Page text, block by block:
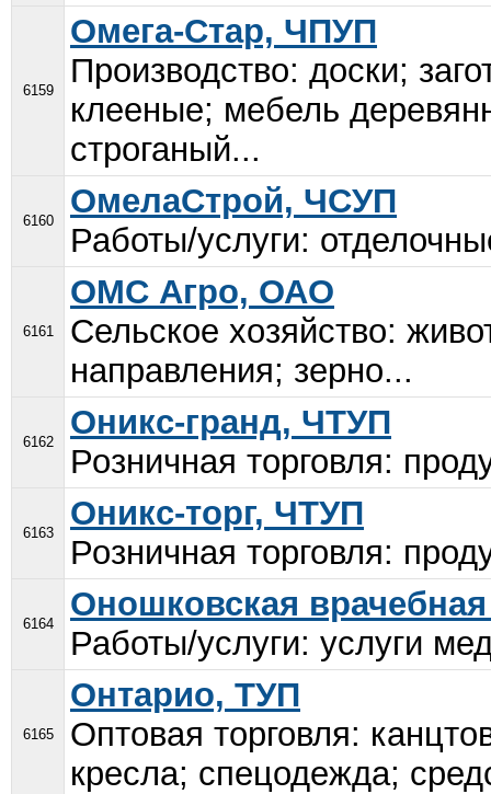
6159
Омега-Стар, ЧПУП
Производство: доски;
клееные; мебель
строганый...
6160
ОмелаСтрой, ЧСУП
Работы/услуги:
6161
ОМС Агро, ОАО
Сельское хозяйство:
направления; зерно...
6162
Оникс-гранд, ЧТУП
Розничная торговля:
6163
Оникс-торг, ЧТУП
Розничная торговля:
6164
Оношковская
Работы/услуги: услуги
6165
Онтарио, ТУП
Оптовая торговля:
кресла; спецодежда;